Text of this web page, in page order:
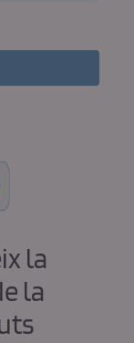
la
la